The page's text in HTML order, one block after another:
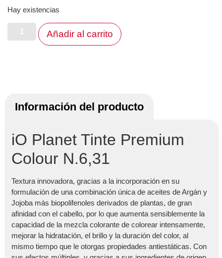
Hay existencias
Añadir al carrito
Información del producto
iO Planet Tinte Premium
Colour N.6,31
Textura innovadora, gracias a la incorporación en su
formulación de una combinación única de aceites de Argán y
Jojoba más biopolifenoles derivados de plantas, de gran
afinidad con el cabello, por lo que aumenta sensiblemente la
capacidad de la mezcla colorante de colorear intensamente,
mejorar la hidratación, el brillo y la duración del color, al
mismo tiempo que le otorgas propiedades antiestáticas. Con